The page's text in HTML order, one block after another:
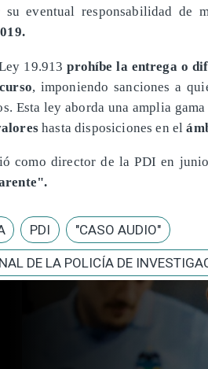
su eventual responsabilidad de
19.913 prohíbe la entrega o
, imponiendo sanciones a
Esta ley aborda una amplia
hasta disposiciones en el
como director de la PDI en
PDI "CASO AUDIO"
DE LA POLICÍA DE